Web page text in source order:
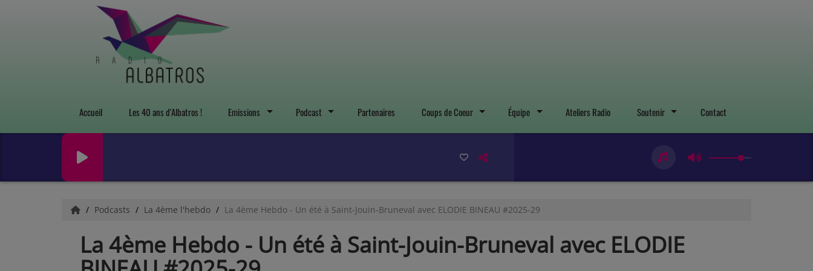
Accueil Les 40 ans d'Albatros ! Emissions Podcast Partenaires Coups de Coeur Équipe Ateliers Radio Soutenir Contact
Podcasts La 4ème l'hebdo La 4ème Hebdo - Un été à Saint-Jouin-Bruneval avec ELODIE BINEAU #2025-29
La 4ème Hebdo - Un été à Saint-Jouin-Bruneval avec ELODIE